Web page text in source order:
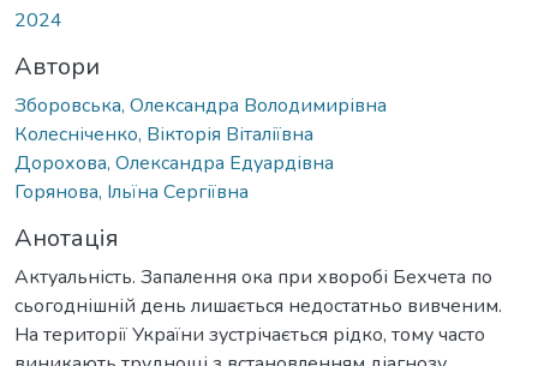
2024
Автори
Зборовська, Олександра Володимирівна
Колесніченко, Вікторія Віталіївна
Дорохова, Олександра Едуардівна
Горянова, Ільїна Сергіївна
Анотація
Актуальність. Запалення ока при хворобі Бехчета по
сьогоднішній день лишається недостатньо вивченим.
На території України зустрічається рідко, тому часто